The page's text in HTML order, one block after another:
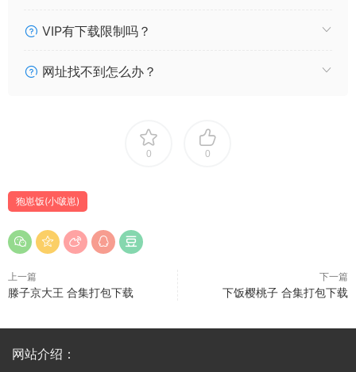
VIP有下载限制吗？
网址找不到怎么办？
0 0
狍崽饭(小啵崽)
上一篇
滕子京大王 合集打包下载
下一篇
下饭樱桃子 合集打包下载
网站介绍：